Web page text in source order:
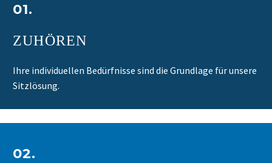
01.
ZUHÖREN
Ihre individuellen Bedürfnisse sind die Grundlage für unsere
Sitzlösung.
02.